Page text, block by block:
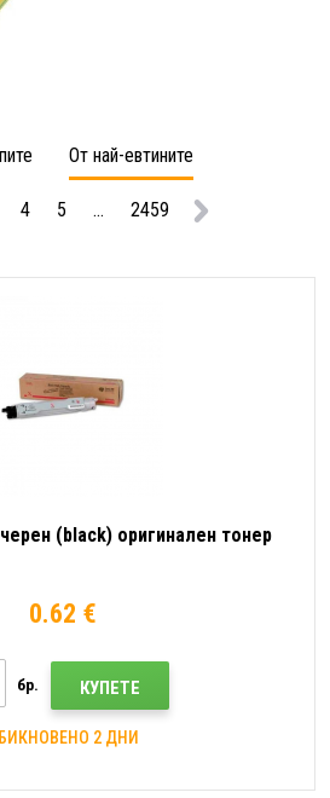
От най-евтините
4 5 ... 2459
(black) оригинален тонер
0.62 €
бр. КУПЕТЕ
2 ДНИ